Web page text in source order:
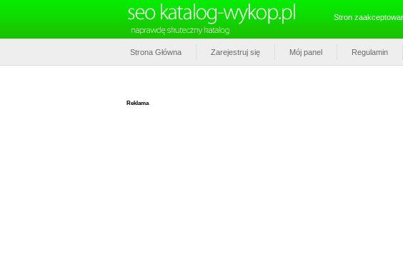
Stron
Strona Główna Zarejestruj się Mój panel Regulamin
Reklama